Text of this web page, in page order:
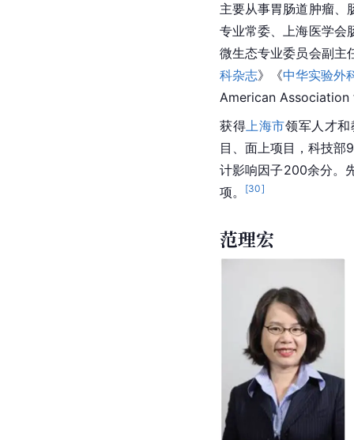
主要从事胃肠道肿瘤、
专业常委、上海医学会
微生态专业委员会副主
科杂志》《中华实验外
American Association
获得上海市领军人才
目、面上项目，科技
计影响因子200余分。
项。
[30]
范理宏